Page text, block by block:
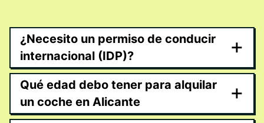
¿Necesito un permiso de conducir
internacional (IDP)?
+
Qué edad debo tener para alquilar
un coche en Alicante
+